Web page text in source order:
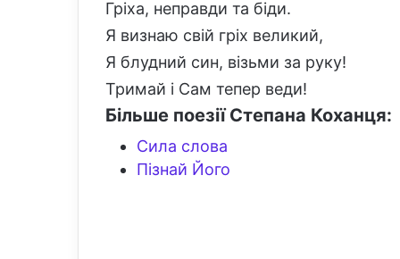
Гріха, неправди та біди.
Я визнаю свій гріх великий,
Я блудний син, візьми за руку!
Тримай і Сам тепер веди!
Більше поезії Степана Коханця:
Сила слова
Пізнай Його